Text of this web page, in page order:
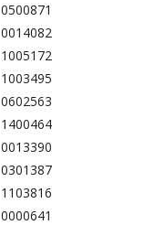
0500871
0014082
1005172
1003495
0602563
1400464
0013390
0301387
1103816
0000641